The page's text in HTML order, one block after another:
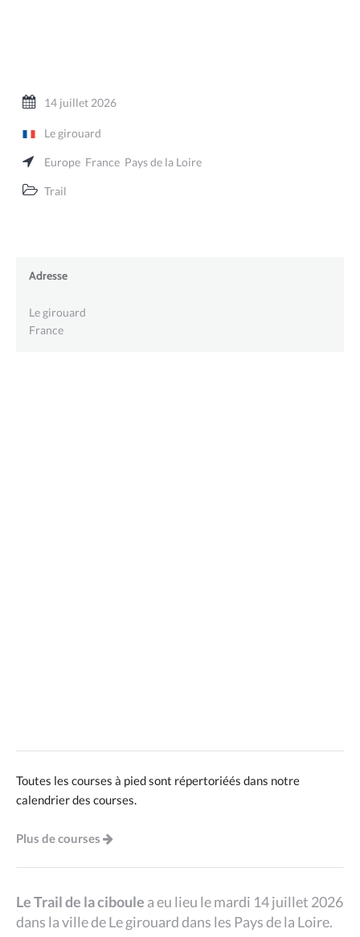
14 juillet 2026
Le girouard
Europe France Pays de la Loire
Trail
Adresse
Le girouard
France
Toutes les courses à pied sont répertoriéés dans notre
calendrier des courses.
Plus de courses
Le Trail de la ciboule a eu lieu le mardi 14 juillet 2026
dans la ville de Le girouard dans les Pays de la Loire.